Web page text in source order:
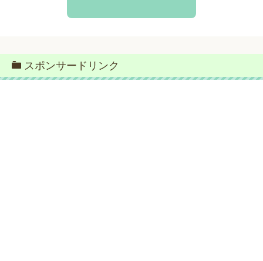
スポンサードリンク